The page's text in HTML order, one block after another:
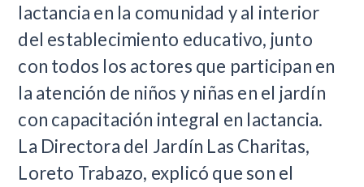
lactancia en la comunidad y al interior
del establecimiento educativo, junto
con todos los actores que participan en
la atención de niños y niñas en el jardín
con capacitación integral en lactancia.
La Directora del Jardín Las Charitas,
Loreto Trabazo, explicó que son el